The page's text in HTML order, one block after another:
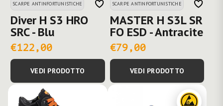
SCARPE ANTINFORTUNISTICHE
Diver H S3 HRO
SRC - Blu
€122,00
VEDI PRODOTTO
SCARPE ANTINFORTUNISTICHE
MASTER H S3L SR
FO ESD - Antracite
€79,00
VEDI PRODOTTO